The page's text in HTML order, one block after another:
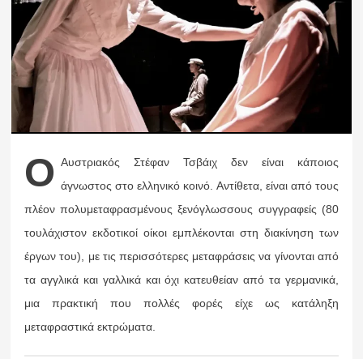
Ο Αυστριακός Στέφαν Τσβάιχ δεν είναι κάποιος
άγνωστος στο ελληνικό κοινό. Αντίθετα, είναι από τους
πλέον πολυμεταφρασμένους ξενόγλωσσους συγγραφείς (80
τουλάχιστον εκδοτικοί οίκοι εμπλέκονται στη διακίνηση των
έργων του), με τις περισσότερες μεταφράσεις να γίνονται από
τα αγγλικά και γαλλικά και όχι κατευθείαν από τα γερμανικά,
μια πρακτική που πολλές φορές είχε ως κατάληξη
μεταφραστικά εκτρώματα.